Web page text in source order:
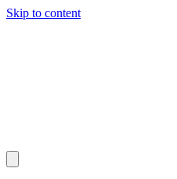
Skip to content